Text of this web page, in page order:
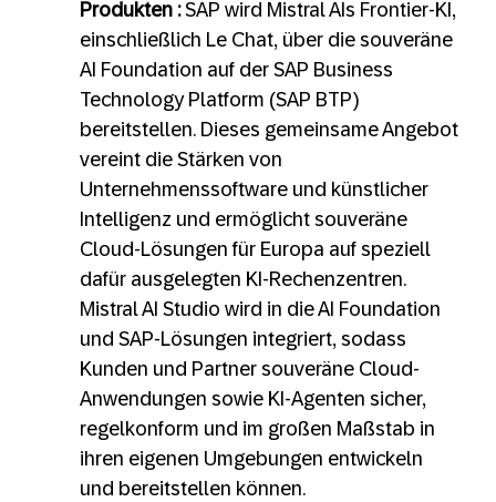
Produkten :SAP wird Mistral AIs Frontier-KI,
einschließlich Le Chat, über die souveräne
AI Foundation auf der SAP Business
Technology Platform (SAP BTP)
bereitstellen. Dieses gemeinsame Angebot
vereint die Stärken von
Unternehmenssoftware und künstlicher
Intelligenz und ermöglicht souveräne
Cloud-Lösungen für Europa auf speziell
dafür ausgelegten KI-Rechenzentren.
Mistral AI Studio wird in die AI Foundation
und SAP-Lösungen integriert, sodass
Kunden und Partner souveräne Cloud-
Anwendungen sowie KI-Agenten sicher,
regelkonform und im großen Maßstab in
ihren eigenen Umgebungen entwickeln
und bereitstellen können.